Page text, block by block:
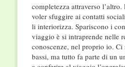
completezza attraverso
voler sfuggire ai contatti
li interiorizza. Spariscono i
viaggio è si intraprende nelle
conoscenze, nel proprio io. Ci
bassi, ma tutto fa parte di un